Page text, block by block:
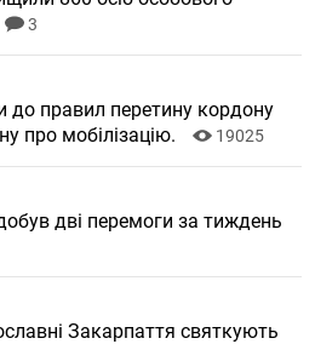
3
до правил перетину кордону
про мобілізацію.
19025
дві перемоги за тиждень
Закарпаття святкують